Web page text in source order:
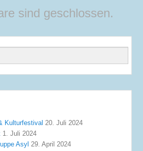
sind geschlossen.
Kulturfestival 20. Juli 2024
1. Juli 2024
Asyl 29. April 2024